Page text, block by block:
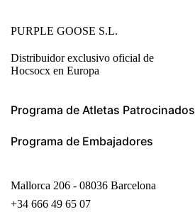
PURPLE GOOSE S.L.
Distribuidor exclusivo oficial de
Hocsocx en Europa
Mallorca 206 - 08036 Barcelona
+34 666 49 65 07
Programa de Atletas Patrocinados
Programa de Embajadores